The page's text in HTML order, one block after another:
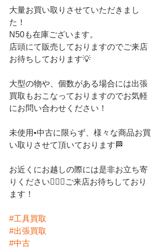
大量お買い取りさせていただきまし
た！
N50も在庫ございます。
店頭にて販売しておりますのでご来店
お待ちしております💡
大型の物や、個数がある場合には出張
買取もおこなっておりますのでお気軽
にお問い合わせください！
未使用•中古に限らず、様々な商品お買
い取りさせて頂いております🏁
お近くにお越しの際には是非お立ち寄
りください💁🏻‍♀️ご来店お待ちしており
ます！
#工具買取
#出張買取
#中古